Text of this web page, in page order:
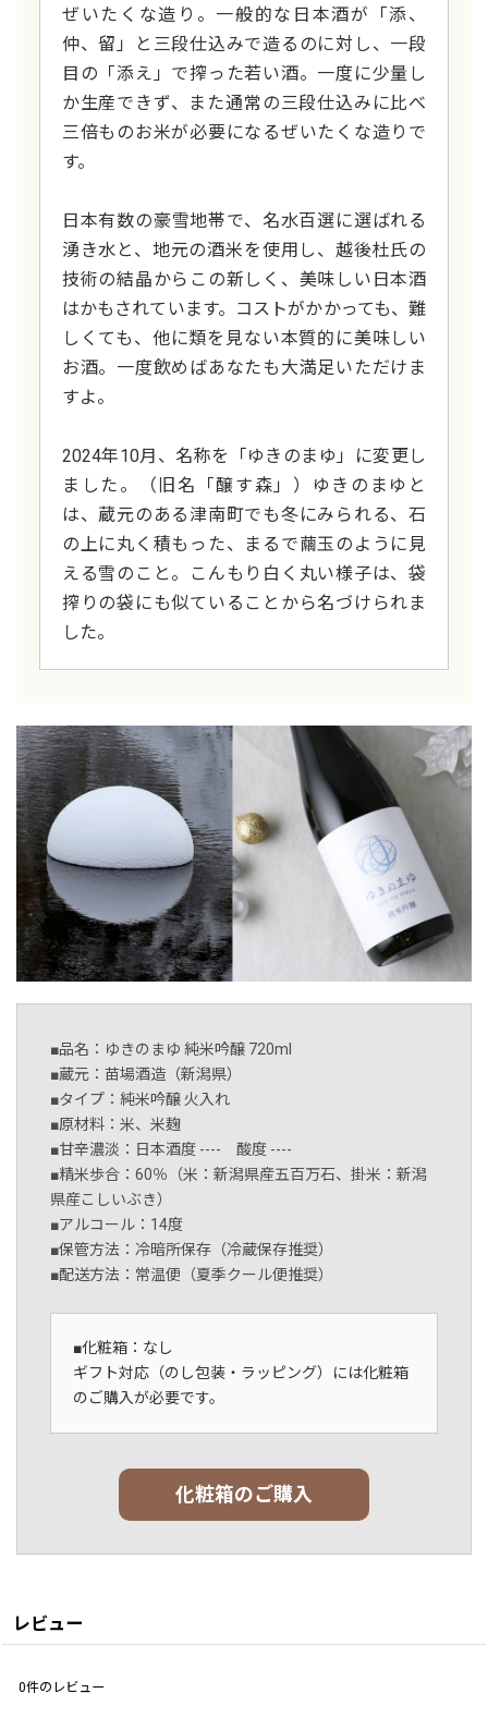
ぜいたくな造り。一般的な日本酒が「添、
仲、留」と三段仕込みで造るのに対し、一段
目の「添え」で搾った若い酒。一度に少量し
か生産できず、また通常の三段仕込みに比べ
三倍ものお米が必要になるぜいたくな造りで
す。
日本有数の豪雪地帯で、名水百選に選ばれる
湧き水と、地元の酒米を使用し、越後杜氏の
技術の結晶からこの新しく、美味しい日本酒
はかもされています。コストがかかっても、難
しくても、他に類を見ない本質的に美味しい
お酒。一度飲めばあなたも大満足いただけま
すよ。
2024年10月、名称を「ゆきのまゆ」に変更し
ました。（旧名「醸す森」）ゆきのまゆと
は、蔵元のある津南町でも冬にみられる、石
の上に丸く積もった、まるで繭玉のように見
える雪のこと。こんもり白く丸い様子は、袋
搾りの袋にも似ていることから名づけられま
した。
■品名：ゆきのまゆ 純米吟醸 720ml
■蔵元：苗場酒造（新潟県）
■タイプ：純米吟醸 火入れ
■原材料：米、米麹
■甘辛濃淡：日本酒度 ---- 酸度 ----
■精米歩合：60％（米：新潟県産五百万石、掛米：新潟
県産こしいぶき）
■アルコール：14度
■保管方法：冷暗所保存（冷蔵保存推奨）
■配送方法：常温便（夏季クール便推奨）
■化粧箱：なし
ギフト対応（のし包装・ラッピング）には化粧箱
のご購入が必要です。
化粧箱のご購入
レビュー
0件のレビュー